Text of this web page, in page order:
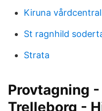
Kiruna
St ragnhild
Strata
Provtagning
Trelleborg -